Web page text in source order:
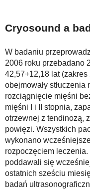
Z internetem za pan
Bezpiecznie i w
Cryosound a
W badaniu
2006 roku przebadano
42,57+12,18 lat
obejmowały
rozciągnięcie mięśni
mięśni I i II stopnia,
otrzewnej z tendinozą,
powięzi. Wszystkich
wykonano
rozpoczęciem
poddawali się
ostatnich sześciu
badań